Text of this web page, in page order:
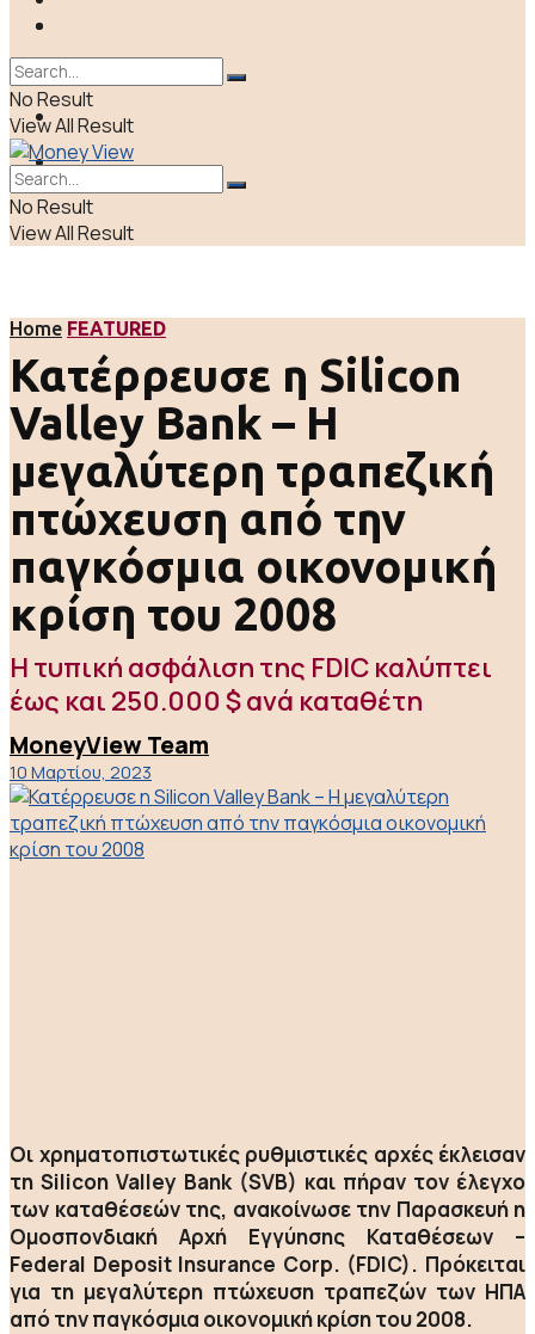
ΕΛΛΑΔΑ
ΑΠΟΨΕΙΣ
LIFE & CULTURE
No Result
View All Result
No Result
View All Result
Home FEATURED
Κατέρρευσε η Silicon
Valley Bank – Η
μεγαλύτερη τραπεζική
πτώχευση από την
παγκόσμια οικονομική
κρίση του 2008
Η τυπική ασφάλιση της FDIC καλύπτει
έως και 250.000 $ ανά καταθέτη
MoneyView Team
10 Μαρτίου, 2023
Οι χρηματοπιστωτικές ρυθμιστικές αρχές έκλεισαν
τη Silicon Valley Bank (SVB) και πήραν τον έλεγχο
των καταθέσεών της, ανακοίνωσε την Παρασκευή η
Ομοσπονδιακή Αρχή Εγγύησης Καταθέσεων –
Federal Deposit Insurance Corp. (FDIC). Πρόκειται
για τη μεγαλύτερη πτώχευση τραπεζών των ΗΠΑ
από την παγκόσμια οικονομική κρίση του 2008.